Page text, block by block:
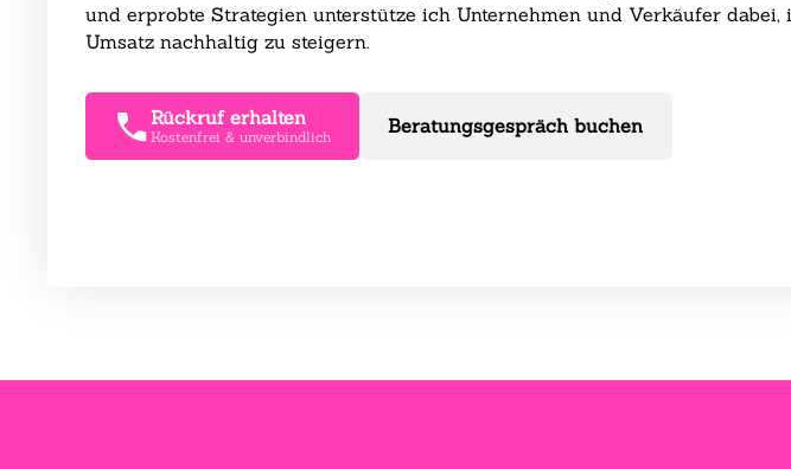
und erprobte Strategien unterstütze ich Unternehmen und Verkäufer dabei,
Umsatz nachhaltig zu steigern.
Rückruf erhalten
Kostenfrei & unverbindlich Beratungsgespräch buchen